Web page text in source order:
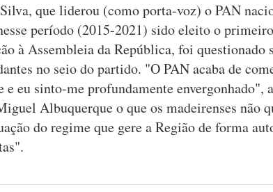
que liderou (como porta-voz) o PAN
período (2015-2021) sido eleito o
à Assembleia da República, foi questionado
no seio do partido. "O PAN acaba de
e eu sinto-me profundamente envergonhado",
Albuquerque o que os madeirenses não
do regime que gere a Região de forma